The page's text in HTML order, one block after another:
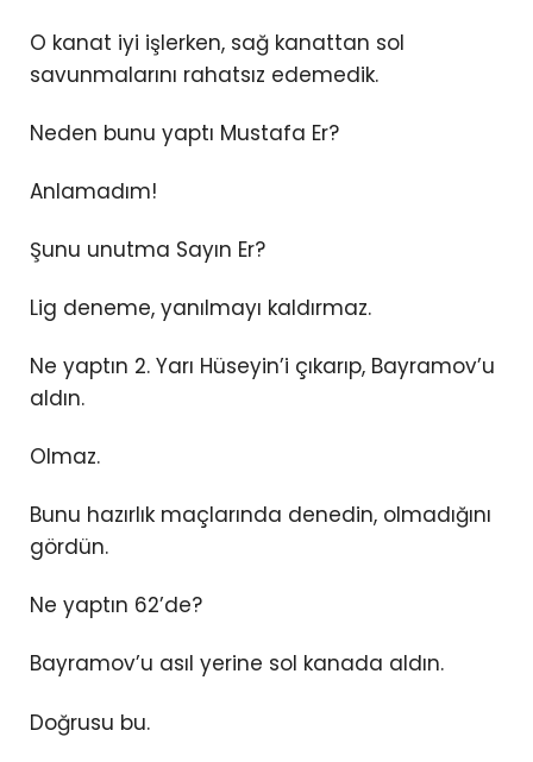
O kanat iyi işlerken, sağ kanattan sol
savunmalarını rahatsız edemedik.
Neden bunu yaptı Mustafa Er?
Anlamadım!
Şunu unutma Sayın Er?
Lig deneme, yanılmayı kaldırmaz.
Ne yaptın 2. Yarı Hüseyin’i çıkarıp, Bayramov’u
aldın.
Olmaz.
Bunu hazırlık maçlarında denedin, olmadığını
gördün.
Ne yaptın 62’de?
Bayramov’u asıl yerine sol kanada aldın.
Doğrusu bu.